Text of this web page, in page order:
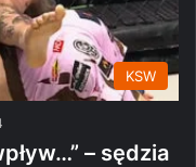
KSW
– sędzia